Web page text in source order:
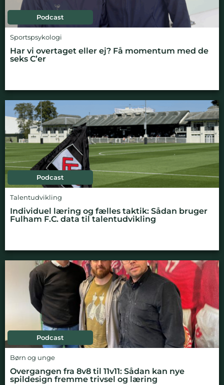
Podcast
Sportspsykologi
Har vi overtaget eller ej? Få momentum med de
seks C’er
Podcast
Talentudvikling
Individuel læring og fælles taktik: Sådan bruger
Fulham F.C. data til talentudvikling
Podcast
Børn og unge
Overgangen fra 8v8 til 11v11: Sådan kan nye
spildesign fremme trivsel og læring